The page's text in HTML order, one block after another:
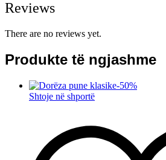
Reviews
There are no reviews yet.
Produkte të ngjashme
-50%
Shtoje në shportë